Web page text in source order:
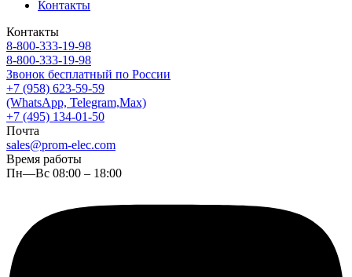
Контакты
Контакты
8-800-333-19-98
8-800-333-19-98
Звонок бесплатный по России
+7 (958) 623-59-59
(WhatsApp, Telegram,Max)
+7 (495) 134-01-50
Почта
sales@prom-elec.com
Время работы
Пн—Вс 08:00 – 18:00